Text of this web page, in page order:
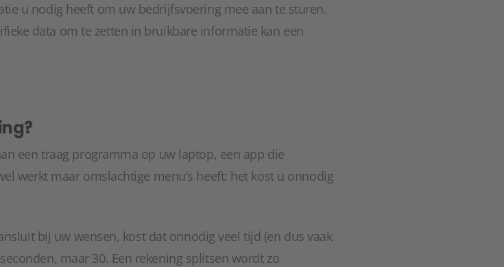
u nodig heeft om uw bedrijfsvoering mee aan te sturen.
data om te zetten in bruikbare informatie kan een
een traag programma op uw laptop, een app die
werkt maar omslachtige menu’s heeft: het kost u onnodig
bij uw wensen, kost dat onnodig veel tijd (en dus vaak
maar 30. Een rekening splitsen wordt zo